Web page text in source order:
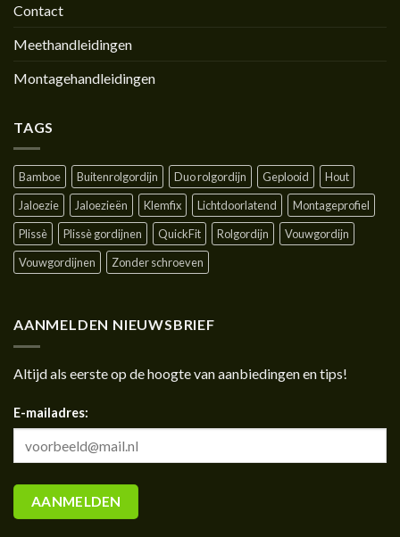
Contact
Meethandleidingen
Montagehandleidingen
TAGS
Bamboe Buitenrolgordijn Duo rolgordijn Geplooid
Hout
Jaloezie
Jaloezieën Klemfix Lichtdoorlatend
Montageprofiel
Plissè
Plissè gordijnen QuickFit Rolgordijn
Vouwgordijn
Vouwgordijnen
Zonder schroeven
AANMELDEN NIEUWSBRIEF
Altijd als eerste op de hoogte van aanbiedingen en tips!
E-mailadres: